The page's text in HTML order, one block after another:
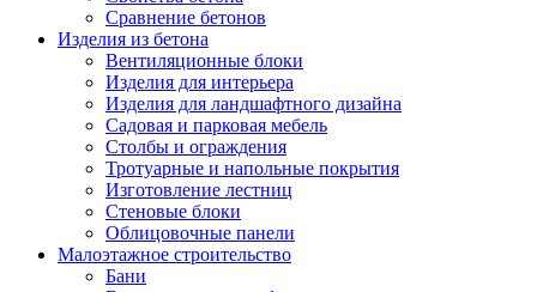
Сравнение бетонов
Изделия из бетона
Вентиляционные блоки
Изделия для интерьера
Изделия для ландшафтного дизайна
Садовая и парковая мебель
Столбы и ограждения
Тротуарные и напольные покрытия
Изготовление лестниц
Стеновые блоки
Облицовочные панели
Малоэтажное строительство
Бани